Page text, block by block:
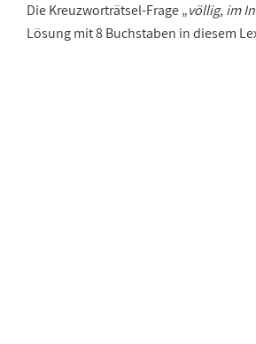
Die Kreuzworträtsel-Frage „völlig, im
Lösung mit 8 Buchstaben in diesem